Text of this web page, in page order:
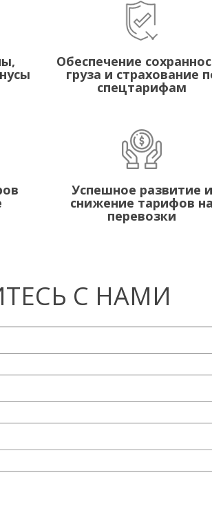
Обеспечение
груза и страхование
спецтарифам
Успешное развитие и
снижение тарифов на
перевозки
С НАМИ